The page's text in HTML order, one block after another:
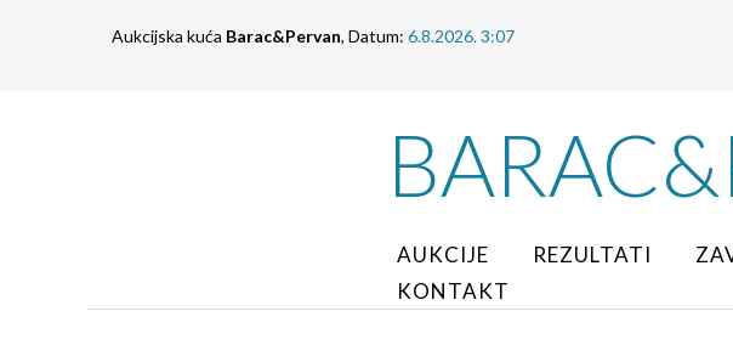
Aukcijska kuća Barac&Pervan, Datum: 6.8.2026. 3:07
AUKCIJE REZULTATI
KONTAKT